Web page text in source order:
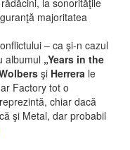
la sonorităţile
majoritatea
– ca şi-n cazul
albumul „Years in the
şi Herrera le
Factory tot o
chiar dacă
şi Metal, dar probabil